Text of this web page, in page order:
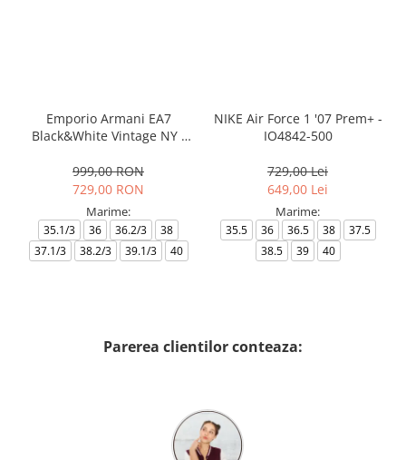
Emporio Armani EA7
Black&White Vintage NY -
999,00 RON
729,00 RON
Marime:
35.1/3 36 36.2/3
38
37.1/3
38.2/3 39.1/3 40
NIKE Air Force 1 '07 Prem+ -
IO4842-500
729,00 Lei
649,00 Lei
Marime:
35.5 36 36.5 38
37.5
38.5
39 40
Parerea clientilor conteaza: